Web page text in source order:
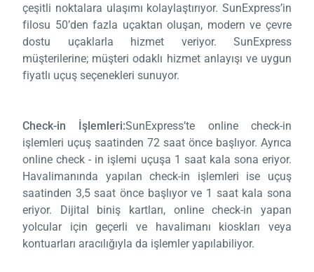
çeşitli noktalara ulaşımı kolaylaştırıyor. SunExpress’in
filosu 50’den fazla uçaktan oluşan, modern ve çevre
dostu uçaklarla hizmet veriyor. SunExpress
müşterilerine; müşteri odaklı hizmet anlayışı ve uygun
fiyatlı uçuş seçenekleri sunuyor.
Check-in İşlemleri:SunExpress’te online check-in
işlemleri uçuş saatinden 72 saat önce başlıyor. Ayrıca
online check - in işlemi uçuşa 1 saat kala sona eriyor.
Havalimanında yapılan check-in işlemleri ise uçuş
saatinden 3,5 saat önce başlıyor ve 1 saat kala sona
eriyor. Dijital biniş kartları, online check-in yapan
yolcular için geçerli ve havalimanı kioskları veya
kontuarları aracılığıyla da işlemler yapılabiliyor.